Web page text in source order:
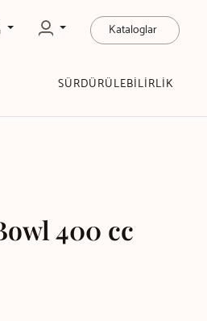
Kataloglar
SÜRDÜRÜLEBİLİRLİK
400 cc